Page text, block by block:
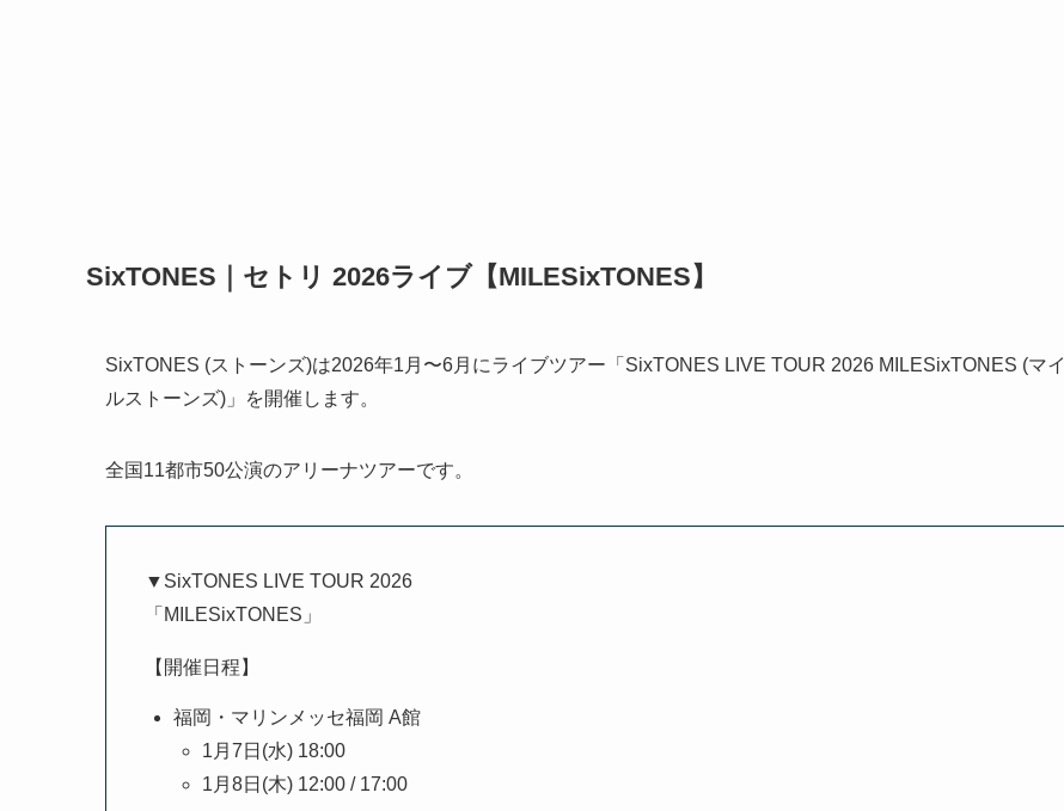
SixTONES｜セトリ 2026ライブ【MILESixTONES】
SixTONES (ストーンズ)は2026年1月〜6月にライブツアー「SixTONES LIVE TOUR 2026 MILESixTONES (マイ
ルストーンズ)」を開催します。
全国11都市50公演のアリーナツアーです。
▼SixTONES LIVE TOUR 2026
「MILESixTONES」
【開催日程】
福岡・マリンメッセ福岡 A館
1月7日(水) 18:00
1月8日(木) 12:00 / 17:00